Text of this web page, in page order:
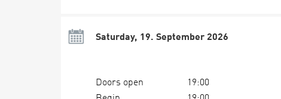
Saturday, 19. September 2026
Doors open
19:00